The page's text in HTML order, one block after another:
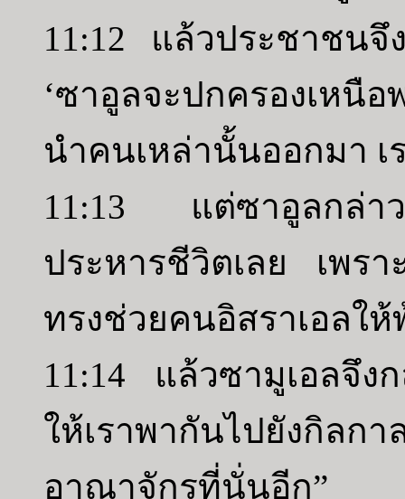
11:12 แล้วประชาชนจึ
‘ซาอูลจะปกครองเหนือ
นำคนเหล่านั้นออกมา เ
11:13 แต่ซาอูลกล่า
ประหารชีวิตเลย เพรา
ทรงช่วยคนอิสราเอลให้
11:14 แล้วซามูเอลจึง
ให้เราพากันไปยังกิ
อาณาจักรที่นั่นอีก”